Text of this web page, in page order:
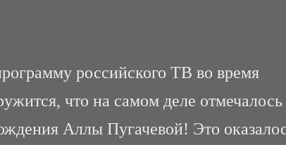
российского ТВ во время
что на самом деле отмечалось
Аллы Пугачевой! Это